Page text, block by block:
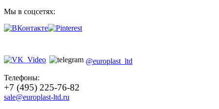
Мы в соцсетях:
@europlast_ltd
Телефоны:
+7 (495) 225-76-82
sale@europlast-ltd.ru